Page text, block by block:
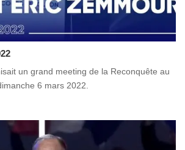
un grand meeting de la Reconquête au
6 mars 2022.